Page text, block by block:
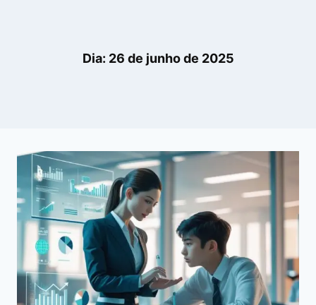
Dia: 26 de junho de 2025